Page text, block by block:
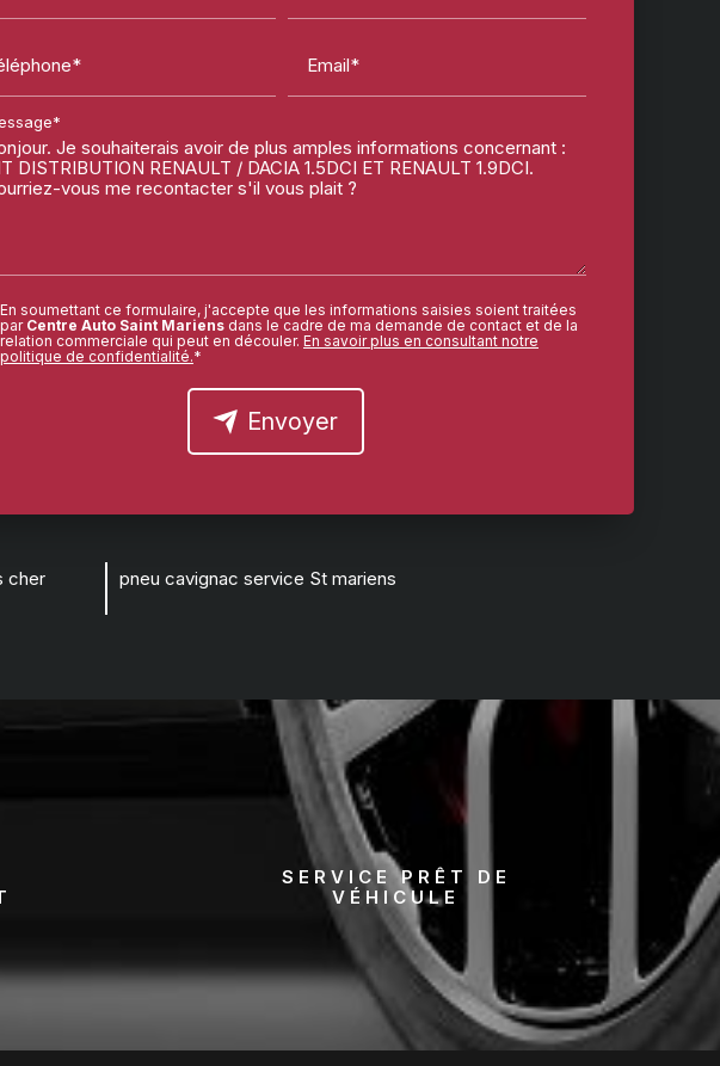
Email*
En soumettant ce formulaire, j'accepte que les informations saisies soient traitées
par Centre Auto Saint Mariens dans le cadre de ma demande de contact et de la
relation commerciale qui peut en découler. En savoir plus en consultant notre
politique de confidentialité.*
Envoyer
cher
pneu cavignac service St mariens
SERVICE PRÊT DE
VÉHICULE